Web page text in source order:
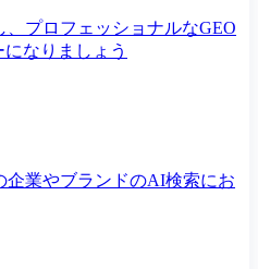
プロフェッショナルなGEO
なりましょう
企業やブランドのAI検索にお